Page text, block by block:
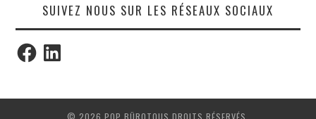
SUIVEZ NOUS SUR LES RÉSEAUX SOCIAUX
FacebookLinkedIn
© 2026 POP BÜROTOUS DROITS RÉSERVÉS.